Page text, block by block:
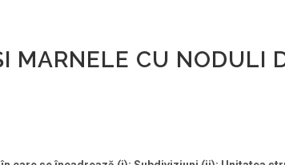
MARNELE CU NODULI